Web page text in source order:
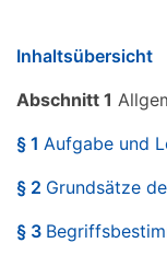
Inhaltsübersicht
Abschnitt 1
§ 1 Aufgabe und
§ 2 Grundsätze
§ 3